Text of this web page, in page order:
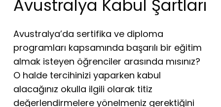
Avustralya Kabul Şartları
Avustralya’da sertifika ve diploma
programları kapsamında başarılı bir eğitim
almak isteyen öğrenciler arasında mısınız?
O halde tercihinizi yaparken kabul
alacağınız okulla ilgili olarak titiz
değerlendirmelere yönelmeniz gerektiğini